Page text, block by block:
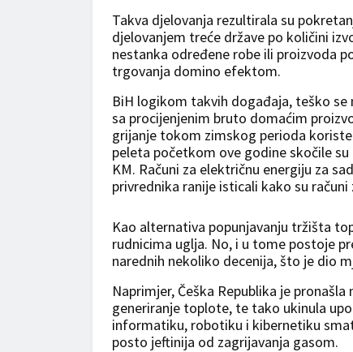
Takva djelovanja rezultirala su
djelovanjem treće države po količini
nestanka određene robe ili proizvoda
trgovanja domino efektom.
BiH logikom takvih događaja, teško
sa procijenjenim bruto domaćim
grijanje tokom zimskog perioda
peleta početkom ove godine skočile
KM. Računi za električnu energiju za
privrednika ranije isticali kako su
Kao alternativa popunjavanju tržišta
rudnicima uglja. No, i u tome postoje
narednih nekoliko decenija, što je dio
Naprimjer, Češka Republika je
generiranje toplote, te tako ukinula
informatiku, robotiku i kibernetiku
posto jeftinija od zagrijavanja gasom.